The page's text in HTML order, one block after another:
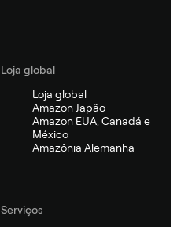
Loja global
Loja global
Amazon Japão
Amazon EUA, Canadá e
México
Amazônia Alemanha
Serviços